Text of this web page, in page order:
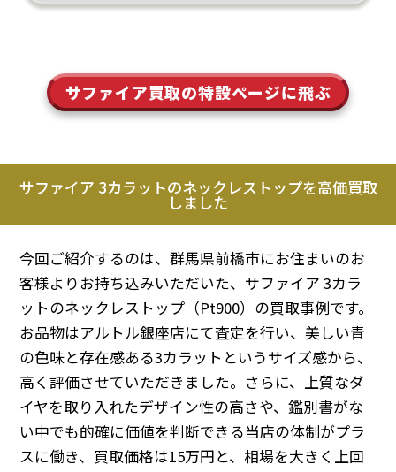
サファイア買取の特設ページに飛ぶ
サファイア 3カラットのネックレストップを高価買取
しました
今回ご紹介するのは、群馬県前橋市にお住まいのお
客様よりお持ち込みいただいた、サファイア 3カラ
ットのネックレストップ（Pt900）の買取事例です。
お品物はアルトル銀座店にて査定を行い、美しい青
の色味と存在感ある3カラットというサイズ感から、
高く評価させていただきました。さらに、上質なダ
イヤを取り入れたデザイン性の高さや、鑑別書がな
い中でも的確に価値を判断できる当店の体制がプラ
スに働き、買取価格は15万円と、相場を大きく上回